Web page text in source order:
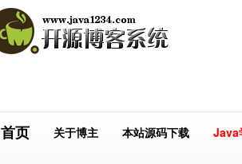
首页 关于博主 本站源码下载 Java